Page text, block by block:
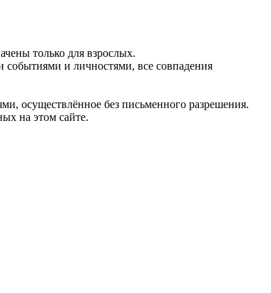
только для взрослых.
и личностями, все совпадения
осуществлённое без письменного разрешения.
на этом сайте.